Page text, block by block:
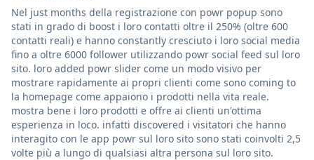
Nel just months della registrazione con powr popup sono
stati in grado di boost i loro contatti oltre il 250% (oltre 600
contatti reali) e hanno constantly cresciuto i loro social media
fino a oltre 6000 follower utilizzando powr social feed sul loro
sito. loro added powr slider come un modo visivo per
mostrare rapidamente ai propri clienti come sono coming to
la homepage come appaiono i prodotti nella vita reale.
mostra bene i loro prodotti e offre ai clienti un'ottima
esperienza in loco. infatti discovered i visitatori che hanno
interagito con le app powr sul loro sito sono stati coinvolti 2,5
volte più a lungo di qualsiasi altra persona sul loro sito.